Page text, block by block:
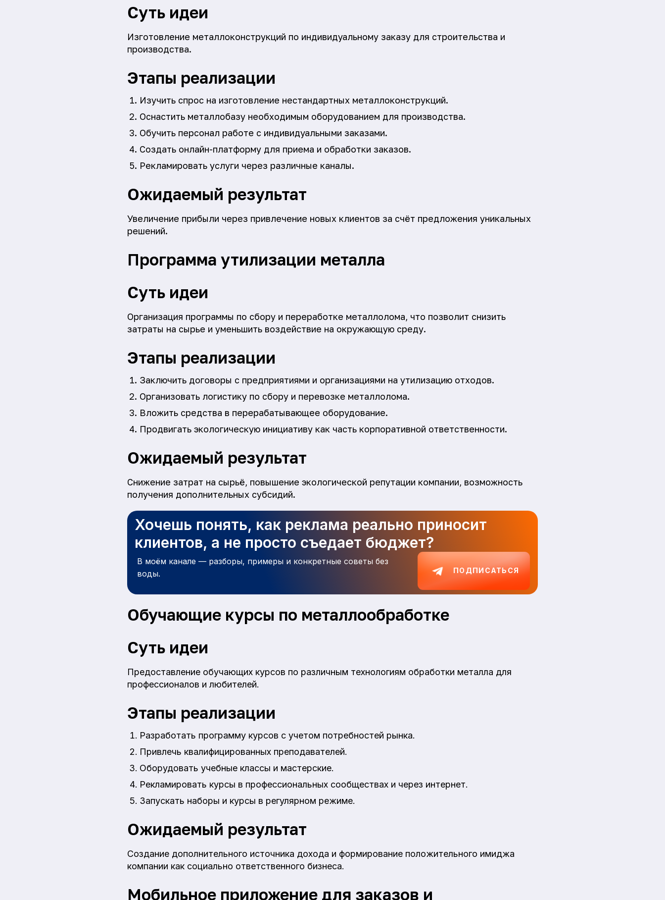
Суть идеи
Изготовление металлоконструкций по индивидуальному заказу для строительства и
производства.
Этапы реализации
Изучить спрос на изготовление нестандартных металлоконструкций.
Оснастить металлобазу необходимым оборудованием для производства.
Обучить персонал работе с индивидуальными заказами.
Создать онлайн-платформу для приема и обработки заказов.
Рекламировать услуги через различные каналы.
Ожидаемый результат
Увеличение прибыли через привлечение новых клиентов за счёт предложения уникальных
решений.
Программа утилизации металла
Суть идеи
Организация программы по сбору и переработке металлолома, что позволит снизить
затраты на сырье и уменьшить воздействие на окружающую среду.
Этапы реализации
Заключить договоры с предприятиями и организациями на утилизацию отходов.
Организовать логистику по сбору и перевозке металлолома.
Вложить средства в перерабатывающее оборудование.
Продвигать экологическую инициативу как часть корпоративной ответственности.
Ожидаемый результат
Снижение затрат на сырьё, повышение экологической репутации компании, возможность
получения дополнительных субсидий.
Хочешь понять, как реклама реально приносит
клиентов, а не просто съедает бюджет?
В моём канале — разборы, примеры и конкретные советы без
воды.
ПОДПИСАТЬСЯ
Обучающие курсы по металлообработке
Суть идеи
Предоставление обучающих курсов по различным технологиям обработки металла для
профессионалов и любителей.
Этапы реализации
Разработать программу курсов с учетом потребностей рынка.
Привлечь квалифицированных преподавателей.
Оборудовать учебные классы и мастерские.
Рекламировать курсы в профессиональных сообществах и через интернет.
Запускать наборы и курсы в регулярном режиме.
Ожидаемый результат
Создание дополнительного источника дохода и формирование положительного имиджа
компании как социально ответственного бизнеса.
Мобильное приложение для заказов и